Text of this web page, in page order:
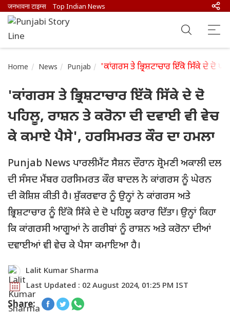
जनभावना टाइम्स Top Indian News
Home News Punjab 'ਕਾਂਗਰਸ ਤੇ ਭ੍ਰਿਸ਼ਟਾਚਾਰ ਇੱਕੋ ਸਿੱਕੇ ਦੇ ਦੋ
'ਕਾਂਗਰਸ ਤੇ ਭ੍ਰਿਸ਼ਟਾਚਾਰ ਇੱਕੋ ਸਿੱਕੇ ਦੇ ਦੋ
ਪਹਿਲੂ, ਰਾਸ਼ਨ ਤੇ ਕਰੋਨਾ ਦੀ ਦਵਾਈ ਵੀ ਵੇਚ
ਕੇ ਕਮਾਏ ਪੈਸੇ', ਹਰਸਿਮਰਤ ਕੌਰ ਦਾ ਹਮਲਾ
Punjab News ਪਾਰਲੀਮੈਂਟ ਸੈਸ਼ਨ ਦੌਰਾਨ ਸ਼੍ਰੋਮਣੀ ਅਕਾਲੀ ਦਲ
ਦੀ ਸੰਸਦ ਮੈਂਬਰ ਹਰਸਿਮਰਤ ਕੌਰ ਬਾਦਲ ਨੇ ਕਾਂਗਰਸ ਨੂੰ ਘੇਰਨ
ਦੀ ਕੋਸ਼ਿਸ਼ ਕੀਤੀ ਹੈ। ਸ਼ੁੱਕਰਵਾਰ ਨੂੰ ਉਨ੍ਹਾਂ ਨੇ ਕਾਂਗਰਸ ਅਤੇ
ਭ੍ਰਿਸ਼ਟਾਚਾਰ ਨੂੰ ਇੱਕੋ ਸਿੱਕੇ ਦੇ ਦੋ ਪਹਿਲੂ ਕਰਾਰ ਦਿੱਤਾ। ਉਨ੍ਹਾਂ ਕਿਹਾ
ਕਿ ਕਾਂਗਰਸੀ ਆਗੂਆਂ ਨੇ ਗਰੀਬਾਂ ਨੂੰ ਰਾਸ਼ਨ ਅਤੇ ਕਰੋਨਾ ਦੀਆਂ
ਦਵਾਈਆਂ ਵੀ ਵੇਚ ਕੇ ਪੈਸਾ ਕਮਾਇਆ ਹੈ।
Lalit Kumar Sharma
Last Updated : 02 August 2024, 01:25 PM IST
Share: